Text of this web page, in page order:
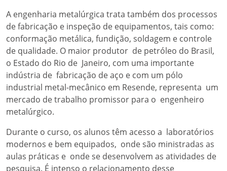
A engenharia metalúrgica trata também dos processos
de fabricação e inspeção de equipamentos, tais como:
conformação metálica, fundição, soldagem e controle
de qualidade. O maior produtor de petróleo do Brasil,
o Estado do Rio de Janeiro, com uma importante
indústria de fabricação de aço e com um pólo
industrial metal-mecânico em Resende, representa um
mercado de trabalho promissor para o engenheiro
metalúrgico.
Durante o curso, os alunos têm acesso a laboratórios
modernos e bem equipados, onde são ministradas as
aulas práticas e onde se desenvolvem as atividades de
pesquisa. É intenso o relacionamento desse